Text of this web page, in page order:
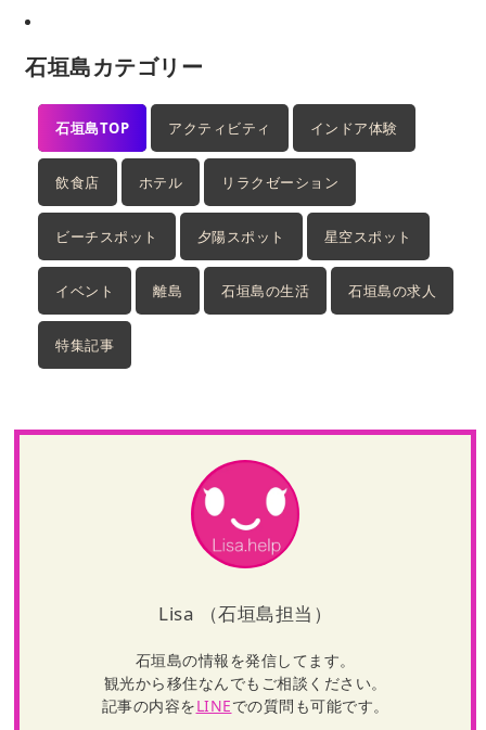
石垣島カテゴリー
石垣島TOP アクティビティ インドア体験
飲食店 ホテル リラクゼーション
ビーチスポット 夕陽スポット 星空スポット
イベント 離島 石垣島の生活 石垣島の求人
特集記事
Lisa （石垣島担当）
石垣島の情報を発信してます。
観光から移住なんでもご相談ください。
記事の内容をLINEでの質問も可能です。